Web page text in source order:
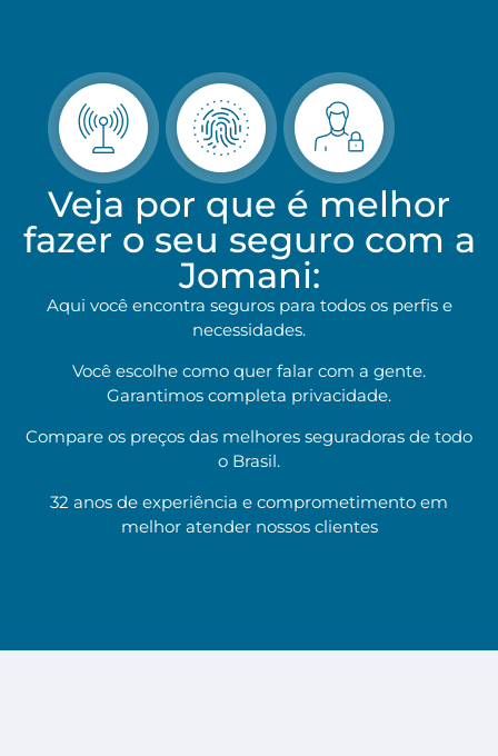
Veja por que é melhor
fazer o seu seguro com a
Jomani:
Aqui você encontra seguros para todos os perfis e
necessidades.
Você escolhe como quer falar com a gente.
Garantimos completa privacidade.
Compare os preços das melhores seguradoras de todo
o Brasil.
32 anos de experiência e comprometimento em
melhor atender nossos clientes